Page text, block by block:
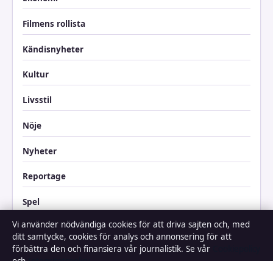
Filmens rollista
Kändisnyheter
Kultur
Livsstil
Nöje
Nyheter
Reportage
Spel
Sport
TV-rollista
Vi använder nödvändiga cookies för att driva sajten och, med
ditt samtycke, cookies för analys och annonsering för att
förbättra den och finansiera vår journalistik. Se vår